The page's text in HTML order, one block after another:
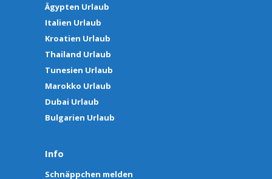
Ägypten Urlaub
Italien Urlaub
Kroatien Urlaub
Thailand Urlaub
Tunesien Urlaub
Marokko Urlaub
Dubai Urlaub
Bulgarien Urlaub
Info
Schnäppchen melden